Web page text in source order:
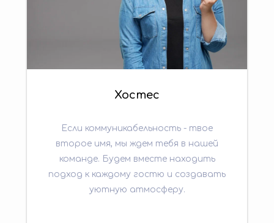
Хостес
Если коммуникабельность - твое
второе имя, мы ждем тебя в нашей
команде. Будем вместе находить
подход к каждому гостю и создавать
уютную атмосферу.